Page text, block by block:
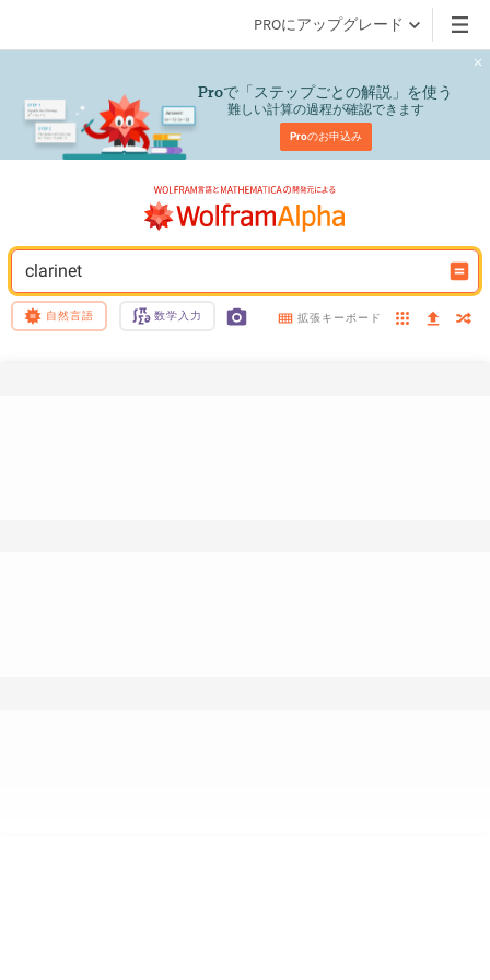
PROにアップグレード
Proで「ステップごとの解説」を使う
難しい計算の過程が確認できます
Proのお申込み
clarinet
自然言語 数学入力 拡張キーボード